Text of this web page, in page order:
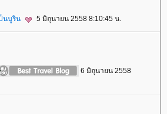
นบูริน 5 มิถุนายน 2558 8:10:45 น.
6 มิถุนายน 2558